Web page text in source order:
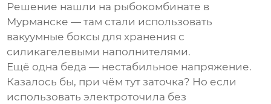
Решение нашли на рыбокомбинате в
Мурманске — там стали использовать
вакуумные боксы для хранения с
силикагелевыми наполнителями.
Ещё одна беда — нестабильное напряжение.
Казалось бы, при чём тут заточка? Но если
использовать электроточила без